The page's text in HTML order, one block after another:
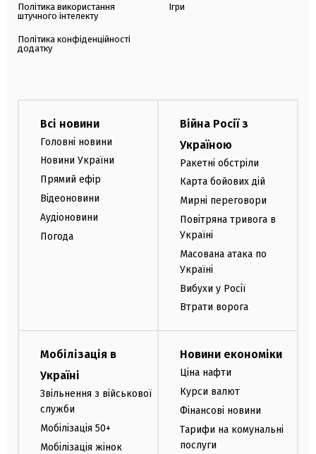
Політика використання
штучного інтелекту
Політика конфіденційності
додатку
Ігри
Всі новини
Головні новини
Новини України
Прямий ефір
Відеоновини
Аудіоновини
Погода
Війна Росії з
Україною
Ракетні обстріли
Карта бойових дій
Мирні переговори
Повітряна тривога в
Україні
Масована атака по
Україні
Вибухи у Росії
Втрати ворога
Мобілізація в
Україні
Звільнення з військової
служби
Мобілізація 50+
Мобілізація жінок
Новини економіки
Ціна нафти
Курси валют
Фінансові новини
Тарифи на комунальні
послуги